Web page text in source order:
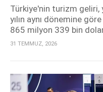
Türkiye'nin turizm geliri,
yılın aynı dönemine
865 milyon 339 bin
31 TEMMUZ, 2026